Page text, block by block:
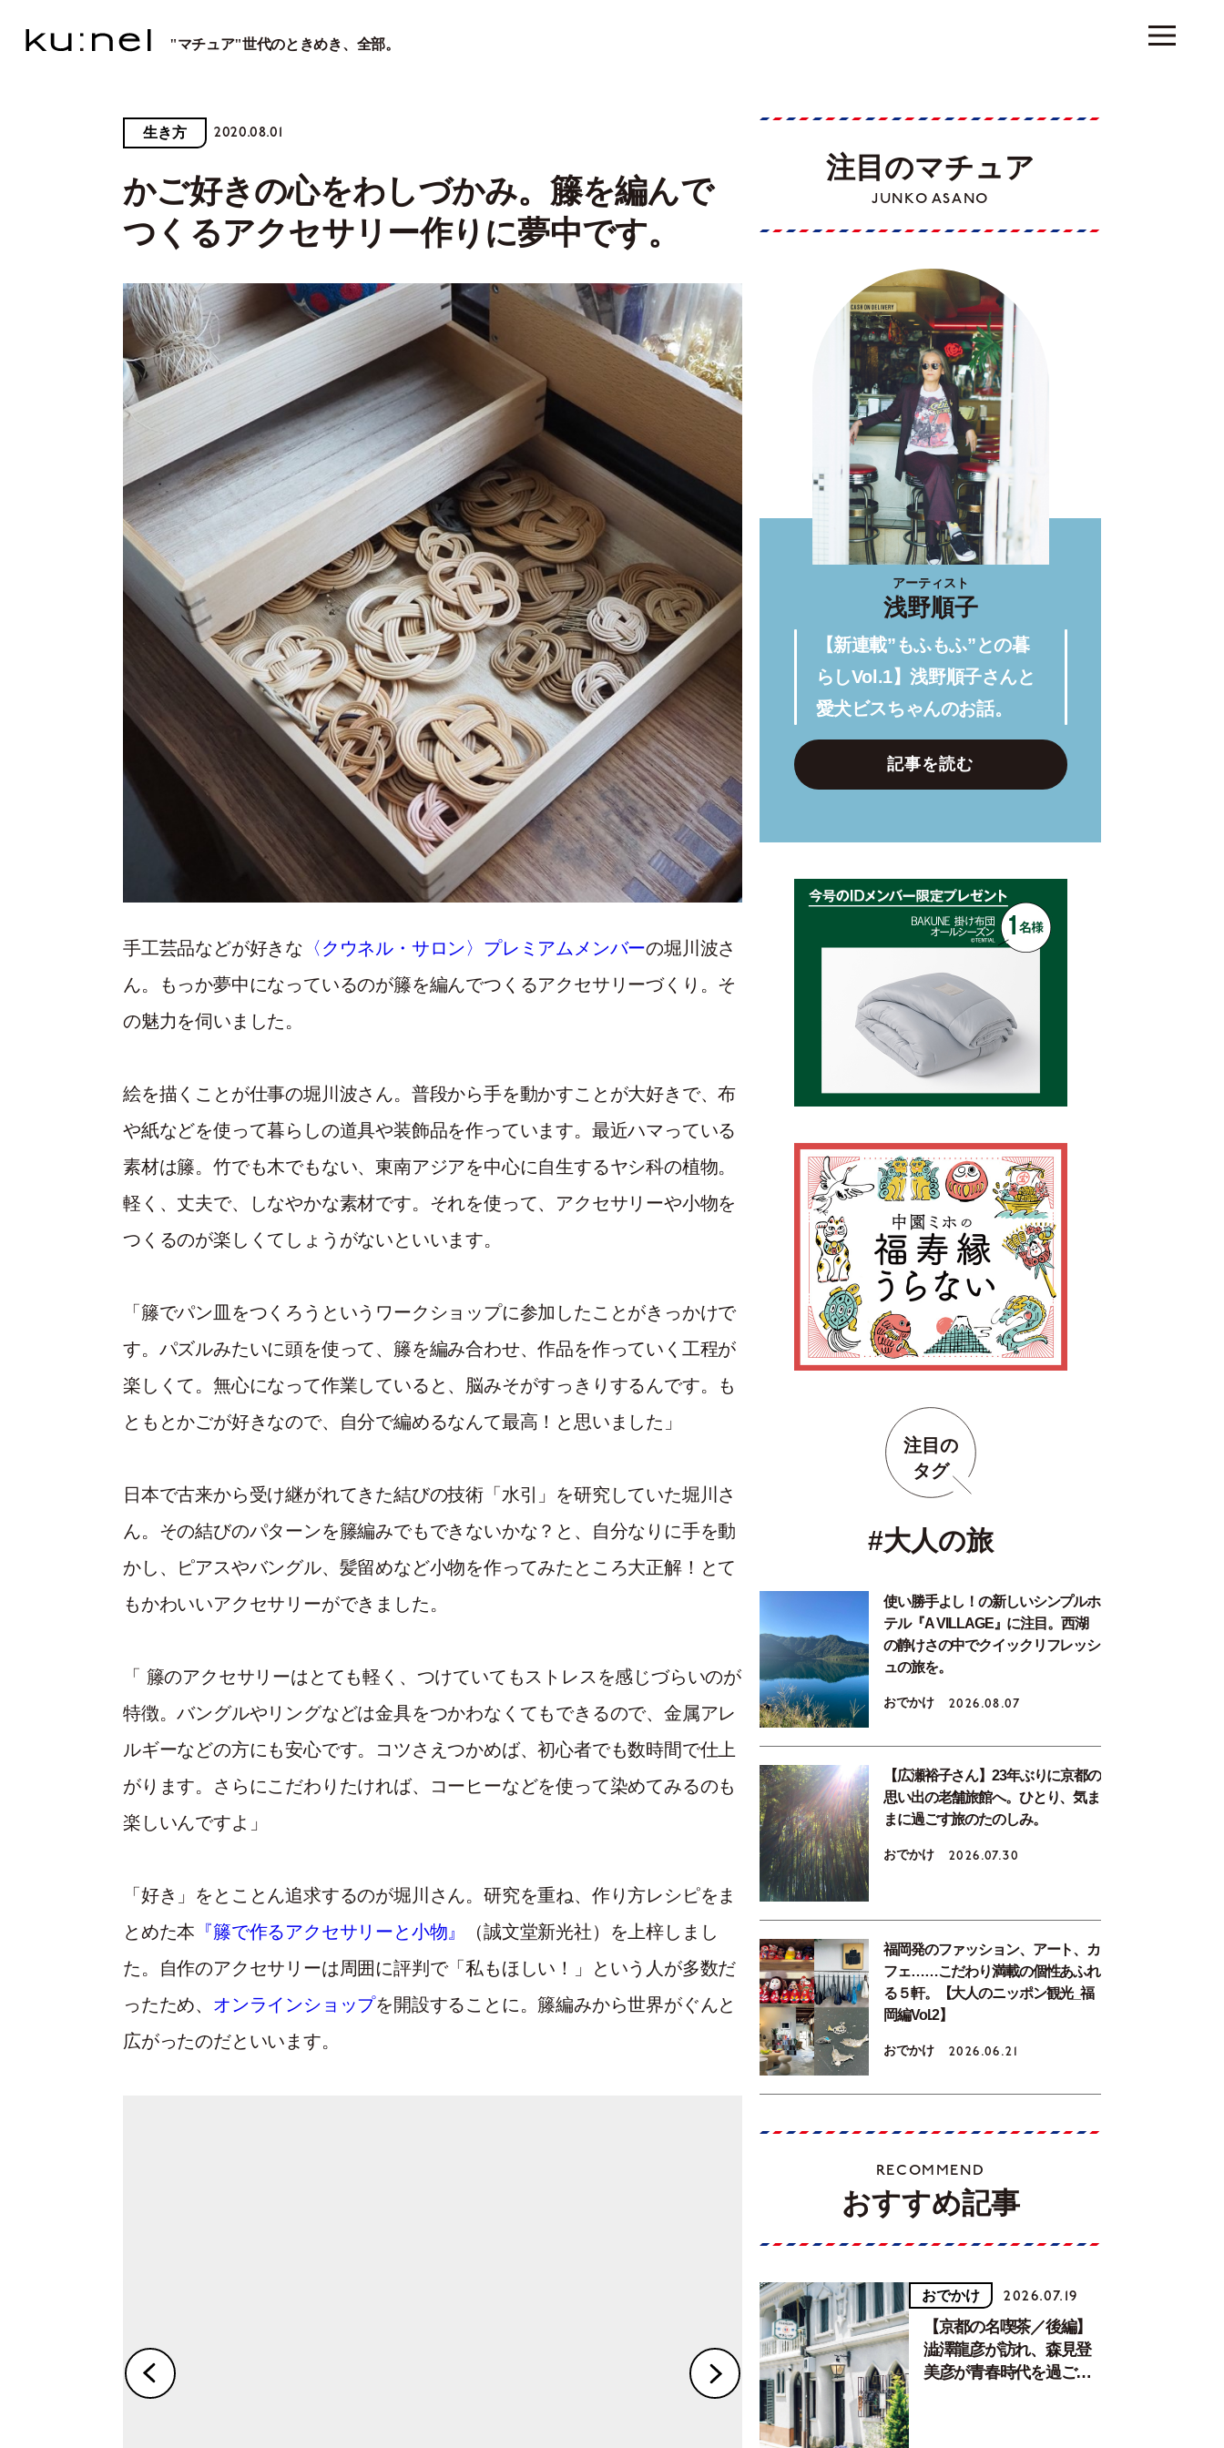
"マチュア"世代のときめき、全部。
生き方 2020.08.01
かご好きの心をわしづかみ。籐を編んで
つくるアクセサリー作りに夢中です。
手工芸品などが好きな 〈クウネル・サロン〉プレミアムメンバーの堀川波さ
ん。もっか夢中になっているのが籐を編んでつくるアクセサリーづくり。そ
の魅力を伺いました。
絵を描くことが仕事の堀川波さん。普段から手を動かすことが大好きで、布
や紙などを使って暮らしの道具や装飾品を作っています。最近ハマっている
素材は籐。竹でも木でもない、東南アジアを中心に自生するヤシ科の植物。
軽く、丈夫で、しなやかな素材です。それを使って、アクセサリーや小物を
つくるのが楽しくてしょうがないといいます。
「籐でパン皿をつくろうというワークショップに参加したことがきっかけで
す。パズルみたいに頭を使って、籐を編み合わせ、作品を作っていく工程が
楽しくて。無心になって作業していると、脳みそがすっきりするんです。も
ともとかごが好きなので、自分で編めるなんて最高！と思いました」
日本で古来から受け継がれてきた結びの技術「水引」を研究していた堀川さ
ん。その結びのパターンを籐編みでもできないかな？と、自分なりに手を動
かし、ピアスやバングル、髪留めなど小物を作ってみたところ大正解！とて
もかわいいアクセサリーができました。
「 籐のアクセサリーはとても軽く、つけていてもストレスを感じづらいのが
特徴。バングルやリングなどは金具をつかわなくてもできるので、金属アレ
ルギーなどの方にも安心です。コツさえつかめば、初心者でも数時間で仕上
がります。さらにこだわりたければ、コーヒーなどを使って染めてみるのも
楽しいんですよ」
「好き」をとことん追求するのが堀川さん。研究を重ね、作り方レシピをま
とめた本 『籐で作るアクセサリーと小物』
（誠文堂新光社）を上梓しまし
た。自作のアクセサリーは周囲に評判で「私もほしい！」という人が多数だ
ったため、 オンラインショップを開設することに。籐編みから世界がぐんと
広がったのだといいます。
注目のマチュア
JUNKO ASANO
アーティスト
浅野順子
【新連載”もふもふ”との暮
らしVol.1】浅野順子さんと
愛犬ビスちゃんのお話。
記事を読む
注目の
タグ
#大人の旅
使い勝手よし！の新しいシンプルホ
テル『A VILLAGE』に注目。西湖
の静けさの中でクイックリフレッシ
ュの旅を。
おでかけ 2026.08.07
【広瀬裕子さん】23年ぶりに京都の
思い出の老舗旅館へ。ひとり、気ま
まに過ごす旅のたのしみ。
おでかけ 2026.07.30
福岡発のファッション、アート、カ
フェ……こだわり満載の個性あふれ
る５軒。【大人のニッポン観光_福
岡編Vol.2】
おでかけ 2026.06.21
RECOMMEND
おすすめ記事
おでかけ 2026.07.19
【京都の名喫茶／後編】
澁澤龍彦が訪れ、森見登
美彦が青春時代を過ごし